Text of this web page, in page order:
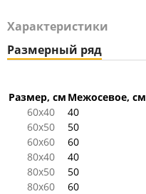
Характеристики
Размерный ряд
Размер, см Межосевое, см
60x40
40
60x50
50
60x60
60
80x40
40
80x50
50
80x60
60